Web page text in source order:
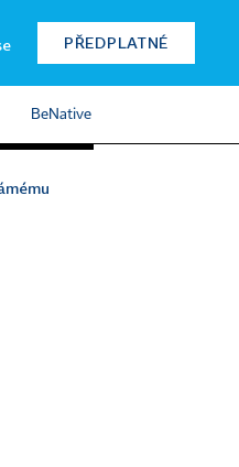
PŘEDPLATNÉ
BeNative